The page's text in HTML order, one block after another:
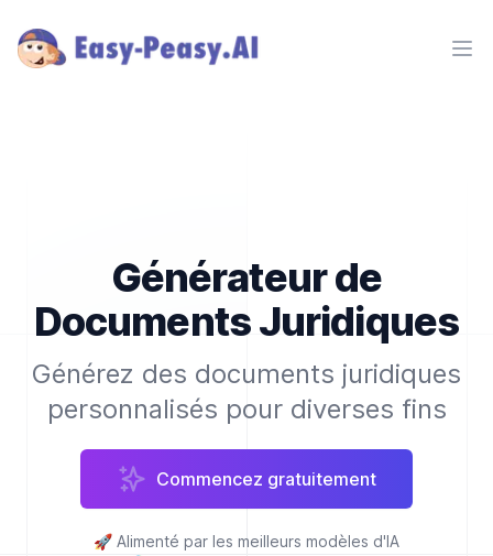
Générateur de
Documents Juridiques
Générez des documents juridiques
personnalisés pour diverses fins
Commencez gratuitement
🚀 Alimenté par les meilleurs modèles d'IA